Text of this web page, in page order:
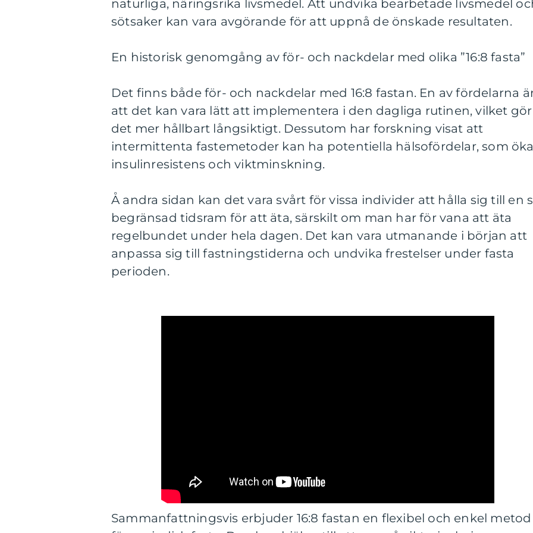
naturliga, näringsrika livsmedel. Att undvika bearbetade livsmedel
sötsaker kan vara avgörande för att uppnå de önskade resultaten.
En historisk genomgång av för- och nackdelar med olika ”16:8 fasta”
Det finns både för- och nackdelar med 16:8 fastan. En av fördelarna
att det kan vara lätt att implementera i den dagliga rutinen, vilket gör
det mer hållbart långsiktigt. Dessutom har forskning visat att
intermittenta fastemetoder kan ha potentiella hälsofördelar, som
insulinresistens och viktminskning.
Å andra sidan kan det vara svårt för vissa individer att hålla sig till en
begränsad tidsram för att äta, särskilt om man har för vana att äta
regelbundet under hela dagen. Det kan vara utmanande i början att
anpassa sig till fastningstiderna och undvika frestelser under fasta
perioden.
Sammanfattningsvis erbjuder 16:8 fastan en flexibel och enkel metod